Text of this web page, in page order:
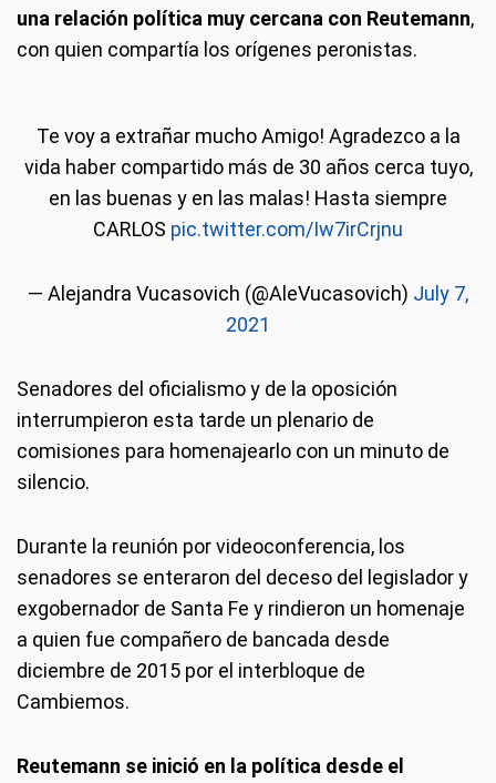
una relación política muy cercana con Reutemann,
con quien compartía los orígenes peronistas.
Te voy a extrañar mucho Amigo! Agradezco a la
vida haber compartido más de 30 años cerca tuyo,
en las buenas y en las malas! Hasta siempre
CARLOS pic.twitter.com/Iw7irCrjnu
— Alejandra Vucasovich (@AleVucasovich) July 7,
2021
Senadores del oficialismo y de la oposición
interrumpieron esta tarde un plenario de
comisiones para homenajearlo con un minuto de
silencio.
Durante la reunión por videoconferencia, los
senadores se enteraron del deceso del legislador y
exgobernador de Santa Fe y rindieron un homenaje
a quien fue compañero de bancada desde
diciembre de 2015 por el interbloque de
Cambiemos.
Reutemann se inició en la política desde el